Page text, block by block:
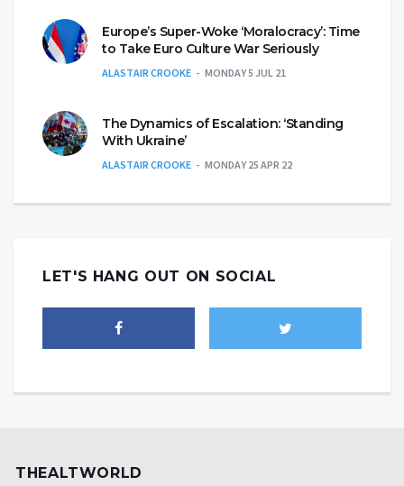
Europe’s Super-Woke ‘Moralocracy’: Time
to Take Euro Culture War Seriously
ALASTAIR CROOKE MONDAY 5 JUL 21
The Dynamics of Escalation: ‘Standing
With Ukraine’
ALASTAIR CROOKE MONDAY 25 APR 22
LET'S HANG OUT ON SOCIAL
THEALTWORLD